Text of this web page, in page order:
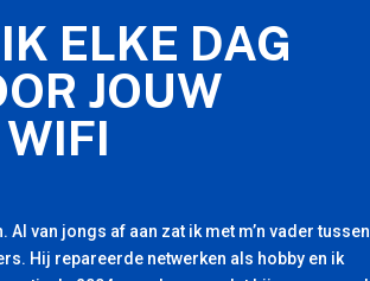
ELKE DAG
JOUW
Al van jongs af aan zat ik met m’n vader tussen
Hij repareerde netwerken als hobby en ik